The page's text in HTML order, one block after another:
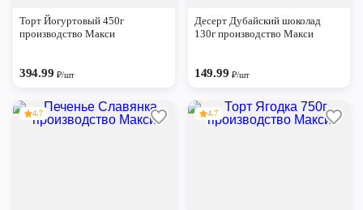
Торт Йогуртовый 450г
производство Макси
394.99 ₽/шт
Десерт Дубайский шоколад
130г производство Макси
149.99 ₽/шт
4.7 4.7